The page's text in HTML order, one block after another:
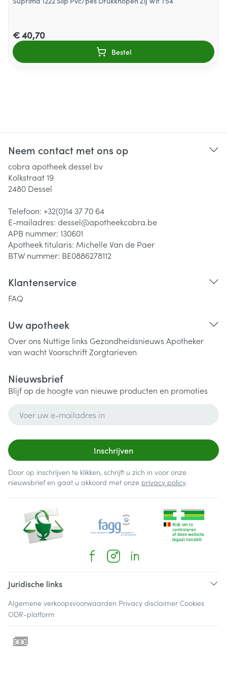
€ 40,70
Bestel
Neem contact met ons op
cobra apotheek dessel bv
Kolkstraat 19
2480 Dessel
Telefoon: +32(0)14 37 70 64
E-mailadres: dessel@apotheekcobra.be
APB nummer: 130601
Apotheek titularis: Michelle Van de Paer
BTW nummer: BE0886278112
Klantenservice
FAQ
Uw apotheek
Over ons Nuttige links Gezondheidsnieuws Apotheker
van wachtVoorschriftZorgtarieven
Nieuwsbrief
Blijf op de hoogte van nieuwe producten en promoties
Inschrijven
Door op inschrijven te klikken, schrijft u zich in voor onze
nieuwsbrief en gaat u akkoord met onze privacy policy.
Juridische links
Algemene verkoopsvoorwaarden Privacy disclaimer Cookies
ODR-platform